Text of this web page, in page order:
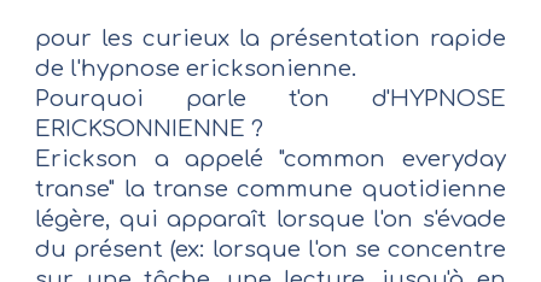
pour les curieux la présentation rapide
de l'hypnose ericksonienne.
Pourquoi parle t'on d'HYPNOSE
ERICKSONNIENNE ?
Erickson a appelé "common everyday
transe" la transe commune quotidienne
légère, qui apparaît lorsque l'on s'évade
du présent (ex: lorsque l'on se concentre